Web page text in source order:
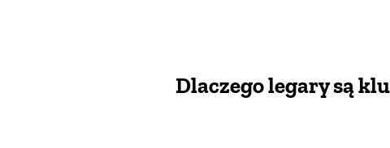
Dlaczego legary są